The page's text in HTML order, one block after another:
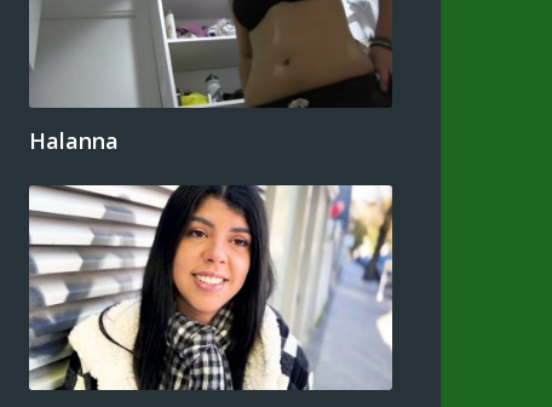
Halanna